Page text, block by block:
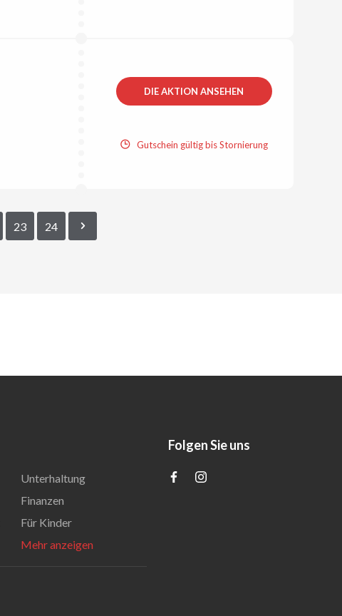
DIE AKTION ANSEHEN
Gutschein gültig bis Stornierung
23 24
Unterhaltung
Finanzen
Für Kinder
Mehr anzeigen
Folgen Sie uns